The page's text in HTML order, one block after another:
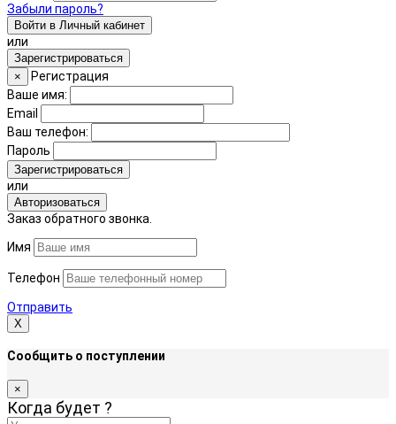
Забыли пароль?
Войти в Личный кабинет
или
Зарегистрироваться
×
Регистрация
Ваше имя:
Email
Ваш телефон:
Пароль
Зарегистрироваться
или
Авторизоваться
Заказ обратного звонка.
Имя
Телефон
Отправить
Х
Сообщить о поступлении
×
Когда будет ?